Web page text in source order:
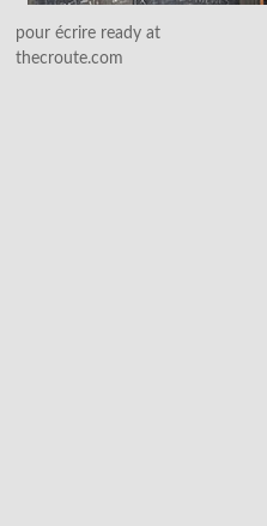
pour écrire ready at
thecroute.com